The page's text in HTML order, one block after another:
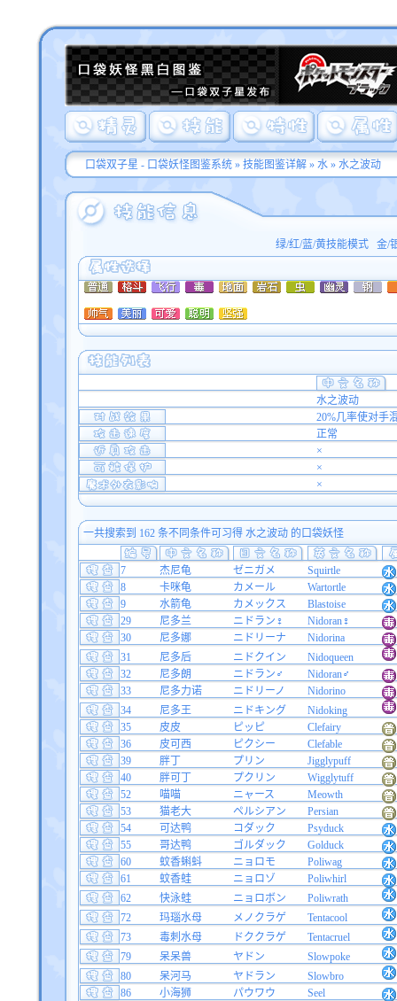
口袋双子星 - 口袋妖怪图鉴系统» 技能图鉴详解» 水» 水之波动
绿/红/蓝/黄技能模式 金/
水之波动
20%几率使对手
正常
×
×
×
一共搜索到 162 条不同条件可习得 水之波动 的口袋妖怪
7 杰尼龟 ゼニガメ
Squirtle
8
卡咪龟 カメール
Wartortle
9
水箭龟 カメックス
Blastoise
29
尼多兰 ニドラン♀
Nidoran♀
30
尼多娜 ニドリーナ
Nidorina
31
尼多后 ニドクイン
Nidoqueen
32
尼多朗 ニドラン♂
Nidoran♂
33
尼多力诺 ニドリーノ
Nidorino
34
尼多王 ニドキング
Nidoking
35
皮皮 ピッピ
Clefairy
36
皮可西 ピクシー
Clefable
39
胖丁 プリン
Jigglypuff
40
胖可丁 プクリン
Wigglytuff
52
喵喵 ニャース
Meowth
53
猫老大 ペルシアン
Persian
54
可达鸭 コダック
Psyduck
55
哥达鸭 ゴルダック
Golduck
60
蚊香蝌蚪 ニョロモ
Poliwag
61
蚊香蛙 ニョロゾ
Poliwhirl
62
快泳蛙 ニョロボン
Poliwrath
72
玛瑙水母 メノクラゲ
Tentacool
73
毒刺水母 ドククラゲ
Tentacruel
79
呆呆兽 ヤドン
Slowpoke
80
呆河马 ヤドラン
Slowbro
86
小海狮 パウワウ
Seel